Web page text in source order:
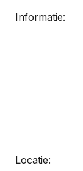
Informatie:
Locatie: